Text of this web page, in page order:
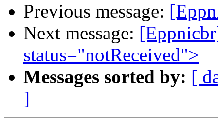
Previous message:
Next message:
status="notReceived">
Messages sorted by: [
]